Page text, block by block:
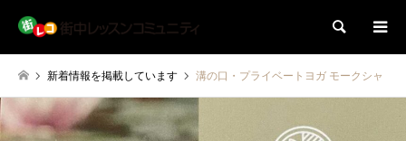
検索
新着情報を掲載しています 溝の口・プライベートヨガ モークシャ